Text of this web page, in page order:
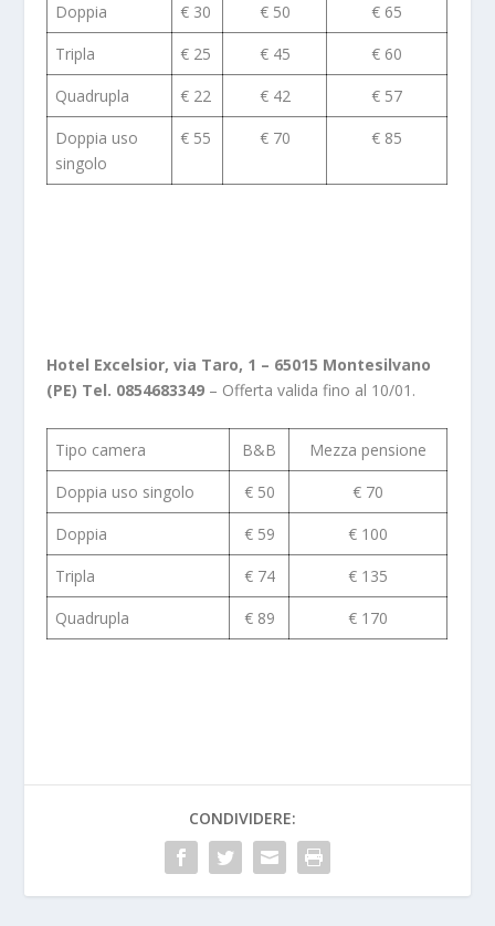
Doppia
€ 30 € 50
€ 65
Tripla
€ 25 € 45
€ 60
Quadrupla
€ 22 € 42
€ 57
Doppia uso
singolo
€ 55 € 70 € 85
Hotel Excelsior, via Taro, 1 – 65015 Montesilvano
(PE) Tel. 0854683349 – Offerta valida fino al 10/01.
Tipo camera B&B
Mezza pensione
Doppia uso singolo
€ 50
€ 70
Doppia
€ 59
€ 100
Tripla
€ 74
€ 135
Quadrupla
€ 89 € 170
CONDIVIDERE: